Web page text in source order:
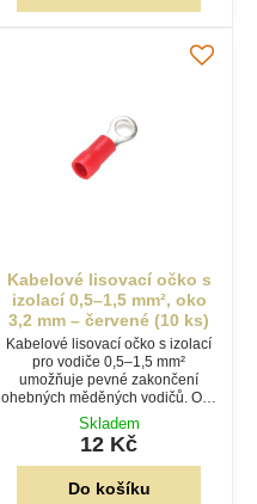
Kabelové lisovací očko s
izolací 0,5–1,5 mm², oko
3,2 mm – červené (10 ks)
Kabelové lisovací očko s izolací
pro vodiče 0,5–1,5 mm²
umožňuje pevné zakončení
ohebných měděných vodičů. Oko
o průměru 3,2 mm je určeno pro
šroubové připojení. Balení 10 ks.
Skladem
12 Kč
Do košíku